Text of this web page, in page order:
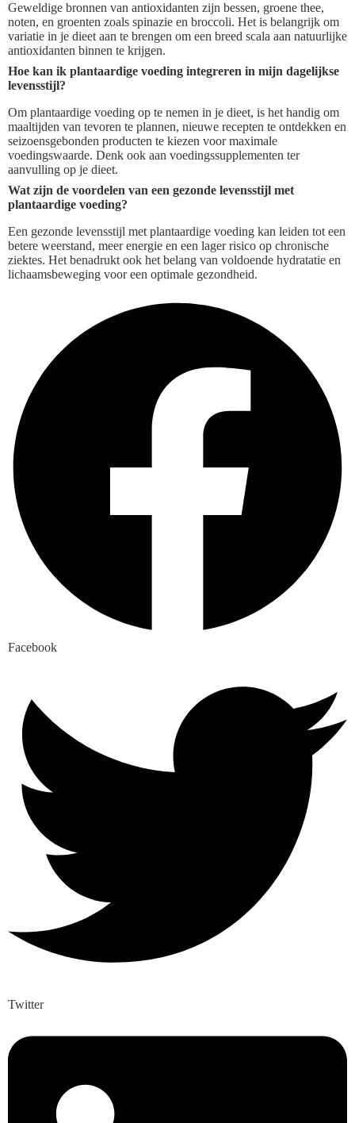
Geweldige bronnen van antioxidanten zijn bessen, groene thee,
noten, en groenten zoals spinazie en broccoli. Het is belangrijk om
variatie in je dieet aan te brengen om een breed scala aan natuurlijke
antioxidanten binnen te krijgen.
Hoe kan ik plantaardige voeding integreren in mijn dagelijkse
levensstijl?
Om plantaardige voeding op te nemen in je dieet, is het handig om
maaltijden van tevoren te plannen, nieuwe recepten te ontdekken en
seizoensgebonden producten te kiezen voor maximale
voedingswaarde. Denk ook aan voedingssupplementen ter
aanvulling op je dieet.
Wat zijn de voordelen van een gezonde levensstijl met
plantaardige voeding?
Een gezonde levensstijl met plantaardige voeding kan leiden tot een
betere weerstand, meer energie en een lager risico op chronische
ziektes. Het benadrukt ook het belang van voldoende hydratatie en
lichaamsbeweging voor een optimale gezondheid.
Facebook
Twitter